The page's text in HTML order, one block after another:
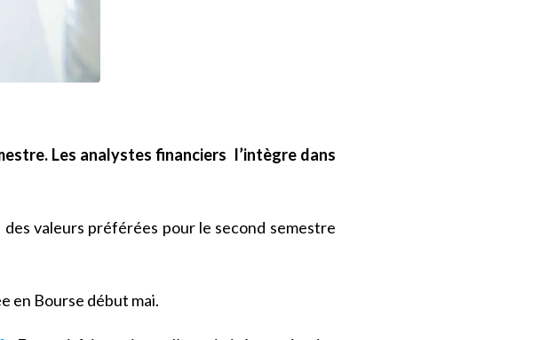
Les analystes financiers l’intègre dans
valeurs préférées pour le second semestre
en Bourse début mai.